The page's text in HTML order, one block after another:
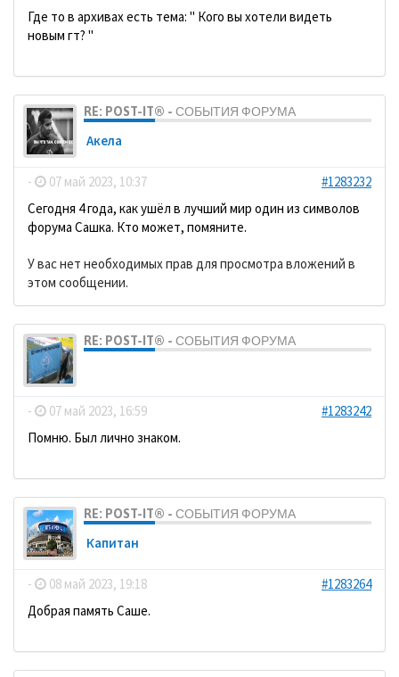
Где то в архивах есть тема: " Кого вы хотели видеть
новым гт? "
RE: POST-IT® - СОБЫТИЯ ФОРУМА
Акела
- 07 май 2023, 10:37
#1283232
Сегодня 4 года, как ушёл в лучший мир один из символов
форума Сашка. Кто может, помяните.
У вас нет необходимых прав для просмотра вложений в
этом сообщении.
RE: POST-IT® - СОБЫТИЯ ФОРУМА
- 07 май 2023, 16:59
#1283242
Помню. Был лично знаком.
RE: POST-IT® - СОБЫТИЯ ФОРУМА
Кaпитaн
- 08 май 2023, 19:18
#1283264
Добрая память Саше.